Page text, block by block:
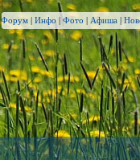
Форум | Инфо | Фото | Афиша |